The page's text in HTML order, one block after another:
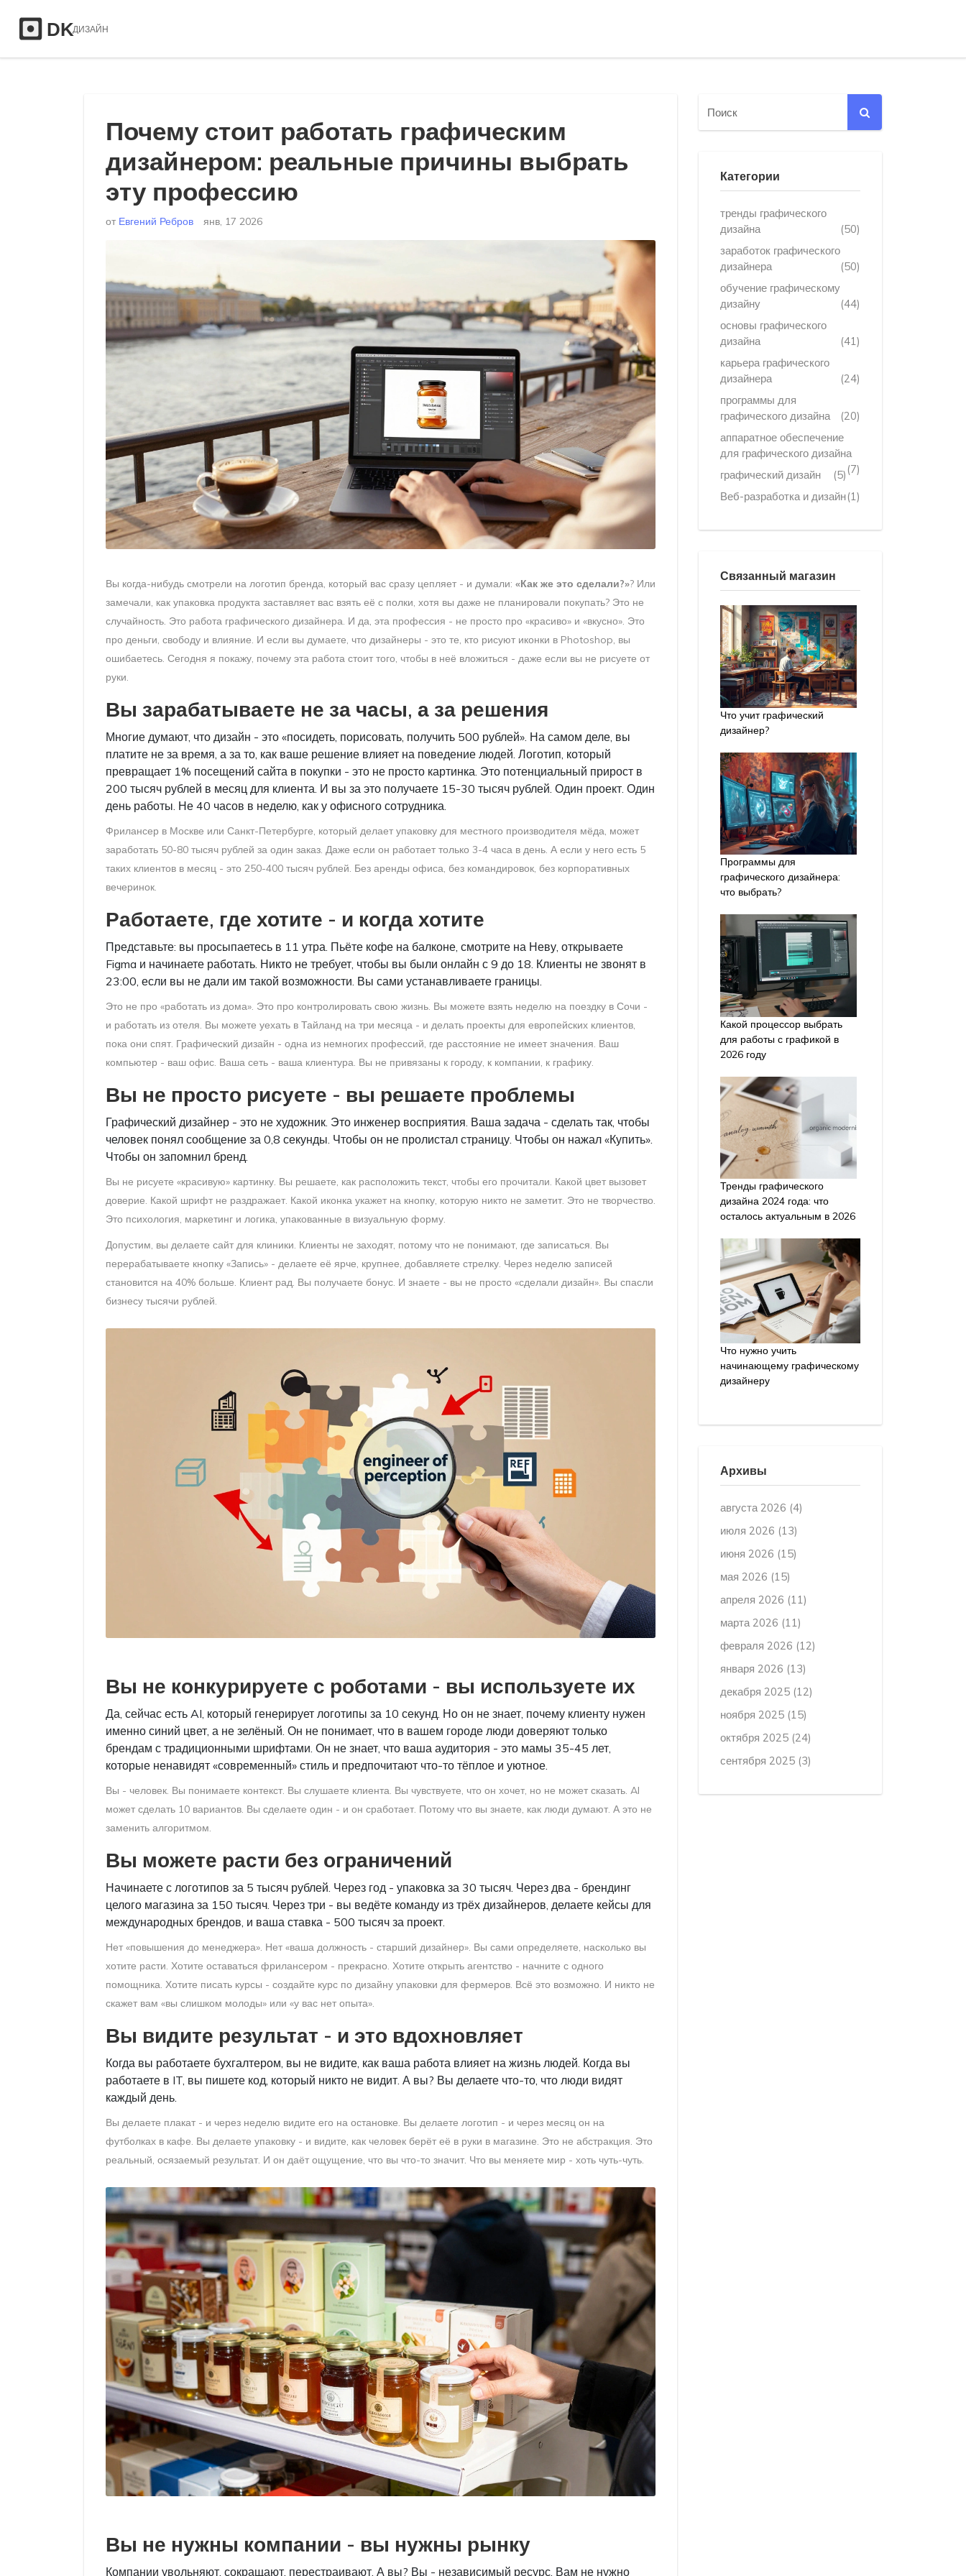
Почему стоит работать графическим
дизайнером: реальные причины выбрать
эту профессию
от Евгений Ребров янв, 17 2026
Вы когда-нибудь смотрели на логотип бренда, который вас сразу цепляет - и думали: «Как же это сделали?»? Или
замечали, как упаковка продукта заставляет вас взять её с полки, хотя вы даже не планировали покупать? Это не
случайность. Это работа графического дизайнера. И да, эта профессия - не просто про «красиво» и «вкусно». Это
про деньги, свободу и влияние. И если вы думаете, что дизайнеры - это те, кто рисуют иконки в Photoshop, вы
ошибаетесь. Сегодня я покажу, почему эта работа стоит того, чтобы в неё вложиться - даже если вы не рисуете от
руки.
Вы зарабатываете не за часы, а за решения
Многие думают, что дизайн - это «посидеть, порисовать, получить 500 рублей». На самом деле, вы
платите не за время, а за то, как ваше решение влияет на поведение людей. Логотип, который
превращает 1% посещений сайта в покупки - это не просто картинка. Это потенциальный прирост в
200 тысяч рублей в месяц для клиента. И вы за это получаете 15-30 тысяч рублей. Один проект. Один
день работы. Не 40 часов в неделю, как у офисного сотрудника.
Фрилансер в Москве или Санкт-Петербурге, который делает упаковку для местного производителя мёда, может
заработать 50-80 тысяч рублей за один заказ. Даже если он работает только 3-4 часа в день. А если у него есть 5
таких клиентов в месяц - это 250-400 тысяч рублей. Без аренды офиса, без командировок, без корпоративных
вечеринок.
Работаете, где хотите - и когда хотите
Представьте: вы просыпаетесь в 11 утра. Пьёте кофе на балконе, смотрите на Неву, открываете
Figma и начинаете работать. Никто не требует, чтобы вы были онлайн с 9 до 18. Клиенты не звонят в
23:00, если вы не дали им такой возможности. Вы сами устанавливаете границы.
Это не про «работать из дома». Это про контролировать свою жизнь. Вы можете взять неделю на поездку в Сочи -
и работать из отеля. Вы можете уехать в Тайланд на три месяца - и делать проекты для европейских клиентов,
пока они спят. Графический дизайн - одна из немногих профессий, где расстояние не имеет значения. Ваш
компьютер - ваш офис. Ваша сеть - ваша клиентура. Вы не привязаны к городу, к компании, к графику.
Вы не просто рисуете - вы решаете проблемы
Графический дизайнер - это не художник. Это инженер восприятия. Ваша задача - сделать так, чтобы
человек понял сообщение за 0,8 секунды. Чтобы он не пролистал страницу. Чтобы он нажал «Купить».
Чтобы он запомнил бренд.
Вы не рисуете «красивую» картинку. Вы решаете, как расположить текст, чтобы его прочитали. Какой цвет вызовет
доверие. Какой шрифт не раздражает. Какой иконка укажет на кнопку, которую никто не заметит. Это не творчество.
Это психология, маркетинг и логика, упакованные в визуальную форму.
Допустим, вы делаете сайт для клиники. Клиенты не заходят, потому что не понимают, где записаться. Вы
перерабатываете кнопку «Запись» - делаете её ярче, крупнее, добавляете стрелку. Через неделю записей
становится на 40% больше. Клиент рад. Вы получаете бонус. И знаете - вы не просто «сделали дизайн». Вы спасли
бизнесу тысячи рублей.
Вы не конкурируете с роботами - вы используете их
Да, сейчас есть AI, который генерирует логотипы за 10 секунд. Но он не знает, почему клиенту нужен
именно синий цвет, а не зелёный. Он не понимает, что в вашем городе люди доверяют только
брендам с традиционными шрифтами. Он не знает, что ваша аудитория - это мамы 35-45 лет,
которые ненавидят «современный» стиль и предпочитают что-то тёплое и уютное.
Вы - человек. Вы понимаете контекст. Вы слушаете клиента. Вы чувствуете, что он хочет, но не может сказать. AI
может сделать 10 вариантов. Вы сделаете один - и он сработает. Потому что вы знаете, как люди думают. А это не
заменить алгоритмом.
Вы можете расти без ограничений
Начинаете с логотипов за 5 тысяч рублей. Через год - упаковка за 30 тысяч. Через два - брендинг
целого магазина за 150 тысяч. Через три - вы ведёте команду из трёх дизайнеров, делаете кейсы для
международных брендов, и ваша ставка - 500 тысяч за проект.
Нет «повышения до менеджера». Нет «ваша должность - старший дизайнер». Вы сами определяете, насколько вы
хотите расти. Хотите оставаться фрилансером - прекрасно. Хотите открыть агентство - начните с одного
помощника. Хотите писать курсы - создайте курс по дизайну упаковки для фермеров. Всё это возможно. И никто не
скажет вам «вы слишком молоды» или «у вас нет опыта».
Вы видите результат - и это вдохновляет
Когда вы работаете бухгалтером, вы не видите, как ваша работа влияет на жизнь людей. Когда вы
работаете в IT, вы пишете код, который никто не видит. А вы? Вы делаете что-то, что люди видят
каждый день.
Вы делаете плакат - и через неделю видите его на остановке. Вы делаете логотип - и через месяц он на
футболках в кафе. Вы делаете упаковку - и видите, как человек берёт её в руки в магазине. Это не абстракция. Это
реальный, осязаемый результат. И он даёт ощущение, что вы что-то значит. Что вы меняете мир - хоть чуть-чуть.
Вы не нужны компании - вы нужны рынку
Компании увольняют, сокращают, перестраивают. А вы? Вы - независимый ресурс. Вам не нужно
Категории
тренды графического
дизайна
(50)
заработок графического
дизайнера
(50)
обучение графическому
дизайну
(44)
основы графического
дизайна
(41)
карьера графического
дизайнера
(24)
программы для
графического дизайна
(20)
аппаратное обеспечение
для графического дизайна
(7)
графический дизайн
(5)
Веб-разработка и дизайн(1)
Связанный магазин
Что учит графический
дизайнер?
Программы для
графического дизайнера:
что выбрать?
Какой процессор выбрать
для работы с графикой в
2026 году
Тренды графического
дизайна 2024 года: что
осталось актуальным в 2026
Что нужно учить
начинающему графическому
дизайнеру
Архивы
августа 2026 (4)
июля 2026 (13)
июня 2026 (15)
мая 2026 (15)
апреля 2026 (11)
марта 2026 (11)
февраля 2026 (12)
января 2026 (13)
декабря 2025 (12)
ноября 2025 (15)
октября 2025 (24)
сентября 2025 (3)